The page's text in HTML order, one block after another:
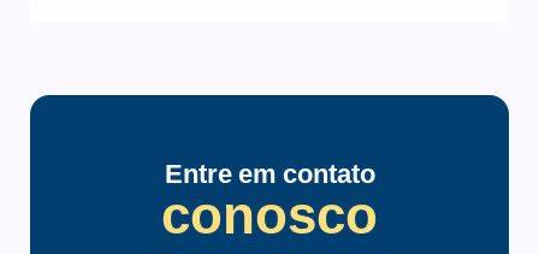
Espaço Gourmet
Interfone
Entre em contato
conosco